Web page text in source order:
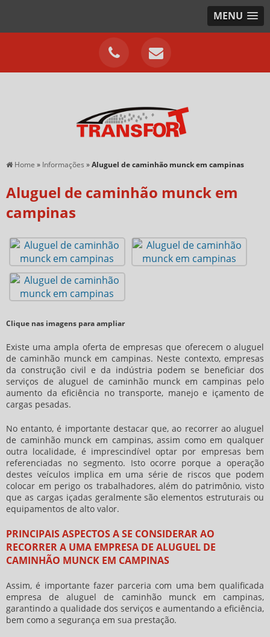
MENU
Home » Informações »Aluguel de caminhão munck em campinas
Aluguel de caminhão munck em
campinas
Clique nas imagens para ampliar
Existe uma ampla oferta de empresas que oferecem o aluguel
de caminhão munck em campinas. Neste contexto, empresas
da construção civil e da indústria podem se beneficiar dos
serviços de aluguel de caminhão munck em campinas pelo
aumento da eficiência no transporte, manejo e içamento de
cargas pesadas.
No entanto, é importante destacar que, ao recorrer ao aluguel
de caminhão munck em campinas, assim como em qualquer
outra localidade, é imprescindível optar por empresas bem
referenciadas no segmento. Isto ocorre porque a operação
destes veículos implica em uma série de riscos que podem
colocar em perigo os trabalhadores, além do patrimônio, visto
que as cargas içadas geralmente são elementos estruturais ou
equipamentos de alto valor.
PRINCIPAIS ASPECTOS A SE CONSIDERAR AO
RECORRER A UMA EMPRESA DE ALUGUEL DE
CAMINHÃO MUNCK EM CAMPINAS
Assim, é importante fazer parceria com uma bem qualificada
empresa dealuguel de caminhão munck em campinas,
garantindo a qualidade dos serviços e aumentando a eficiência,
bem como a segurança em sua prestação.